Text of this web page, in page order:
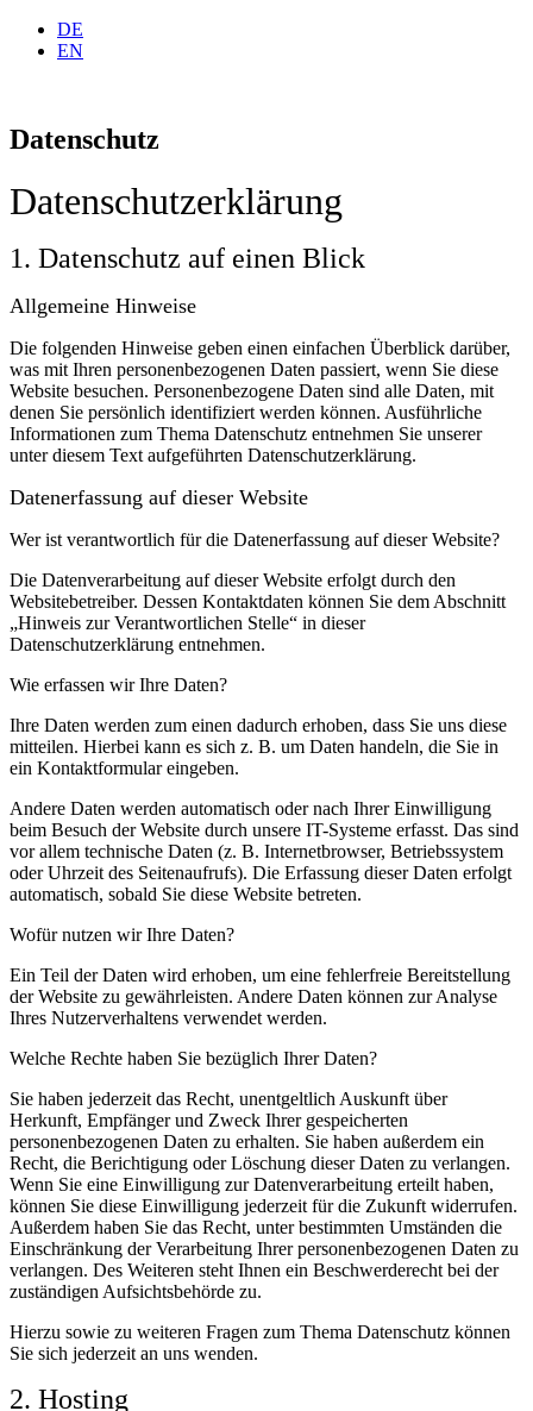
DE
EN
Datenschutz
Datenschutz­erklärung
1. Datenschutz auf einen Blick
Allgemeine Hinweise
Die folgenden Hinweise geben einen einfachen Überblick darüber,
was mit Ihren personenbezogenen Daten passiert, wenn Sie diese
Website besuchen. Personenbezogene Daten sind alle Daten, mit
denen Sie persönlich identifiziert werden können. Ausführliche
Informationen zum Thema Datenschutz entnehmen Sie unserer
unter diesem Text aufgeführten Datenschutzerklärung.
Datenerfassung auf dieser Website
Wer ist verantwortlich für die Datenerfassung auf dieser Website?
Die Datenverarbeitung auf dieser Website erfolgt durch den
Websitebetreiber. Dessen Kontaktdaten können Sie dem Abschnitt
„Hinweis zur Verantwortlichen Stelle“ in dieser
Datenschutzerklärung entnehmen.
Wie erfassen wir Ihre Daten?
Ihre Daten werden zum einen dadurch erhoben, dass Sie uns diese
mitteilen. Hierbei kann es sich z. B. um Daten handeln, die Sie in
ein Kontaktformular eingeben.
Andere Daten werden automatisch oder nach Ihrer Einwilligung
beim Besuch der Website durch unsere IT-Systeme erfasst. Das sind
vor allem technische Daten (z. B. Internetbrowser, Betriebssystem
oder Uhrzeit des Seitenaufrufs). Die Erfassung dieser Daten erfolgt
automatisch, sobald Sie diese Website betreten.
Wofür nutzen wir Ihre Daten?
Ein Teil der Daten wird erhoben, um eine fehlerfreie Bereitstellung
der Website zu gewährleisten. Andere Daten können zur Analyse
Ihres Nutzerverhaltens verwendet werden.
Welche Rechte haben Sie bezüglich Ihrer Daten?
Sie haben jederzeit das Recht, unentgeltlich Auskunft über
Herkunft, Empfänger und Zweck Ihrer gespeicherten
personenbezogenen Daten zu erhalten. Sie haben außerdem ein
Recht, die Berichtigung oder Löschung dieser Daten zu verlangen.
Wenn Sie eine Einwilligung zur Datenverarbeitung erteilt haben,
können Sie diese Einwilligung jederzeit für die Zukunft widerrufen.
Außerdem haben Sie das Recht, unter bestimmten Umständen die
Einschränkung der Verarbeitung Ihrer personenbezogenen Daten zu
verlangen. Des Weiteren steht Ihnen ein Beschwerderecht bei der
zuständigen Aufsichtsbehörde zu.
Hierzu sowie zu weiteren Fragen zum Thema Datenschutz können
Sie sich jederzeit an uns wenden.
2. Hosting